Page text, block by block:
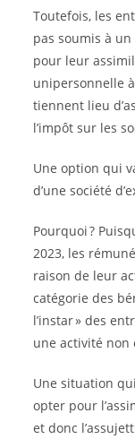
Toutefois, les
pas soumis à
pour leur
unipersonnelle
tiennent lieu
l’impôt sur les
Une option qui
d’une société
Pourquoi ?
2023, les
raison de leur
catégorie des
l’instar » des
une activité non
Une situation
opter pour
et donc